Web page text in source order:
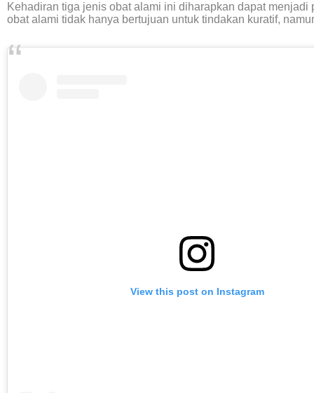
Kehadiran tiga jenis obat alami ini diharapkan dapat
obat alami tidak hanya bertujuan untuk tindakan kuratif,
View this post on Instagram